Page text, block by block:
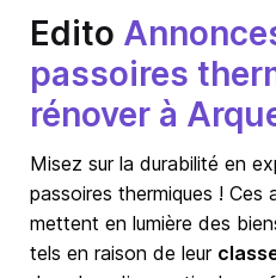
Edito
passoires
rénover à
Misez sur la durabilité en
passoires thermiques ! Ces
mettent en lumière des
tels en raison de leur